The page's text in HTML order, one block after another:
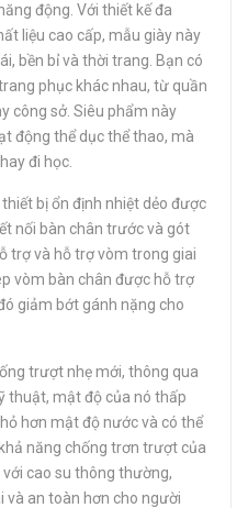
động. Với thiết kế đa
liệu cao cấp, mẫu giày này
bền bỉ và thời trang. Bạn có
phục khác nhau, từ quần
công sở. Siêu phẩm này
động thể dục thể thao, mà
đi học.
bị ổn định nhiệt dẻo được
nối bàn chân trước và gót
trợ và hỗ trợ vòm trong giai
vòm bàn chân được hỗ trợ
giảm bớt gánh nặng cho
trượt nhẹ mới, thông qua
thuật, mật độ của nó thấp
hơn mật độ nước và có thể
năng chống trơn trượt của
với cao su thông thường,
an toàn hơn cho người